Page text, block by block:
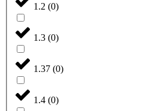
1.2 (0)
1.3 (0)
1.37 (0)
1.4 (0)